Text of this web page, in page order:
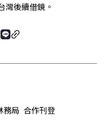
灣後續借鏡。
局  合作刊登